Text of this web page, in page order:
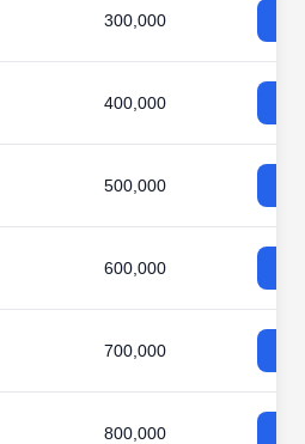
300,000
400,000
500,000
600,000
700,000
800,000